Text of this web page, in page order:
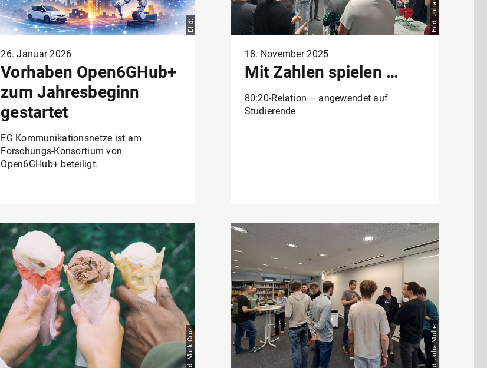
Bild:
26. Januar 2026
Vorhaben Open6GHub+
zum Jahresbeginn
gestartet
FG Kommunikationsnetze ist am
Forschungs-Konsortium von
Open6GHub+ beteiligt.
18. November 2025
Mit Zahlen spielen …
80:20-Relation – angewendet auf
Studierende
Bild: Mark Cruz Bild: Julia Müller